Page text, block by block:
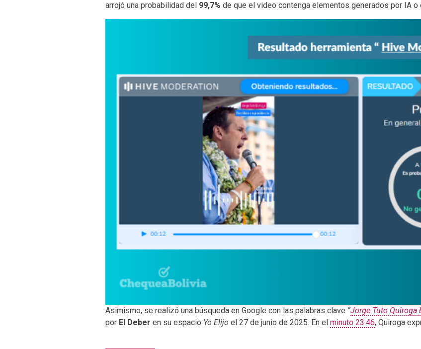
arrojó una probabilidad del 99,7% de que el video contenga elementos generados por IA o
Asimismo, se realizó una búsqueda en Google con las palabras clave “Jorge Tuto Quiroga
por El Deber en su espacio Yo Elijo el 27 de junio de 2025. En el minuto 23:46, Quiroga